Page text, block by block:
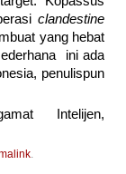
clandestine
yang hebat
ini ada
penulispun
Intelijen,